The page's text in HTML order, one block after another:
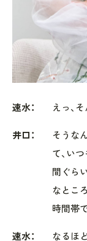
速水： えっ、
井口：
そうな
て、い
間ぐら
なとこ
時間帯
速水： なるほ